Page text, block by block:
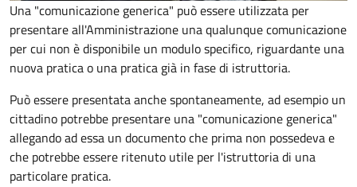
Una "comunicazione generica" può essere utilizzata per
presentare all'Amministrazione una qualunque comunicazione
per cui non è disponibile un modulo specifico, riguardante una
nuova pratica o una pratica già in fase di istruttoria.
Può essere presentata anche spontaneamente, ad esempio un
cittadino potrebbe presentare una "comunicazione generica"
allegando ad essa un documento che prima non possedeva e
che potrebbe essere ritenuto utile per l'istruttoria di una
particolare pratica.